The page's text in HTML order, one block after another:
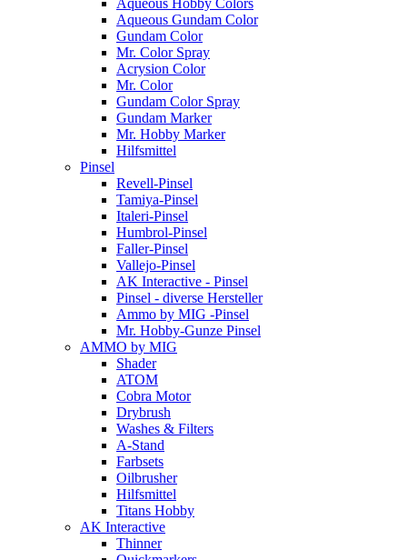
Aqueous Hobby Colors
Aqueous Gundam Color
Gundam Color
Mr. Color Spray
Acrysion Color
Mr. Color
Gundam Color Spray
Gundam Marker
Mr. Hobby Marker
Hilfsmittel
Pinsel
Revell-Pinsel
Tamiya-Pinsel
Italeri-Pinsel
Humbrol-Pinsel
Faller-Pinsel
Vallejo-Pinsel
AK Interactive - Pinsel
Pinsel - diverse Hersteller
Ammo by MIG -Pinsel
Mr. Hobby-Gunze Pinsel
AMMO by MIG
Shader
ATOM
Cobra Motor
Drybrush
Washes & Filters
A-Stand
Farbsets
Oilbrusher
Hilfsmittel
Titans Hobby
AK Interactive
Thinner